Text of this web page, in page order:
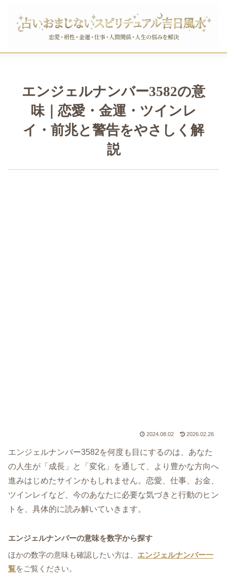
エンジェルナンバー3582の意
味｜恋愛・金運・ツインレ
イ・前兆と警告をやさしく解
説
2024.08.02 2026.02.26
エンジェルナンバー3582を何度も目にするのは、あなた
の人生が「成長」と「変化」を通して、より豊かな方向へ
進みはじめたサインかもしれません。恋愛、仕事、お金、
ツインレイなど、今のあなたに必要な気づきと行動のヒン
トを、具体的に読み解いていきます。
エンジェルナンバーの意味を数字から探す
ほかの数字の意味も確認したい方は、 エンジェルナンバー一
覧をご覧ください。